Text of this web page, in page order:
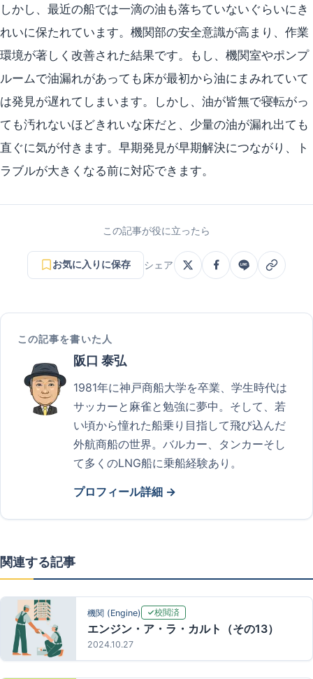
しかし、最近の船では一滴の油も落ちていないぐらいにき
れいに保たれています。機関部の安全意識が高まり、作業
環境が著しく改善された結果です。もし、機関室やポンプ
ルームで油漏れがあっても床が最初から油にまみれていて
は発見が遅れてしまいます。しかし、油が皆無で寝転がっ
ても汚れないほどきれいな床だと、少量の油が漏れ出ても
直ぐに気が付きます。早期発見が早期解決につながり、ト
ラブルが大きくなる前に対応できます。
この記事が役に立ったら
お気に入りに保存 シェア
この記事を書いた人
阪口 泰弘
1981年に神戸商船大学を卒業、学生時代は
サッカーと麻雀と勉強に夢中。そして、若
い頃から憧れた船乗り目指して飛び込んだ
外航商船の世界。バルカー、タンカーそし
て多くのLNG船に乗船経験あり。
プロフィール詳細 →
関連する記事
機関 (Engine) 校閲済
エンジン・ア・ラ・カルト（その13）
2024.10.27